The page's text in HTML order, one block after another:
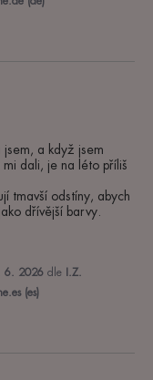
a když jsem
dali, je na léto příliš
tmavší odstíny, abych
dřívější barvy.
6. 2026 dle
I.Z.
(es)